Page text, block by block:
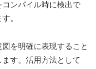
ンパイル時に検出で
。
を明確に表現すること
す。活用方法として